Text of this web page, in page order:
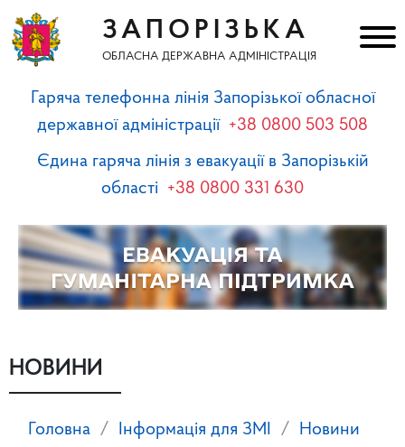
ЗАПОРІЗЬКА
ОБЛАСНА ДЕРЖАВНА АДМІНІСТРАЦІЯ
Гаряча телефонна лінія Запорізької обласної
державної адміністрації +38 0800 503 508
Єдина гаряча лінія з евакуації в Запорізькій
області +38 0800 331 630
НОВИНИ
Головна Інформація для ЗМІ
Новини